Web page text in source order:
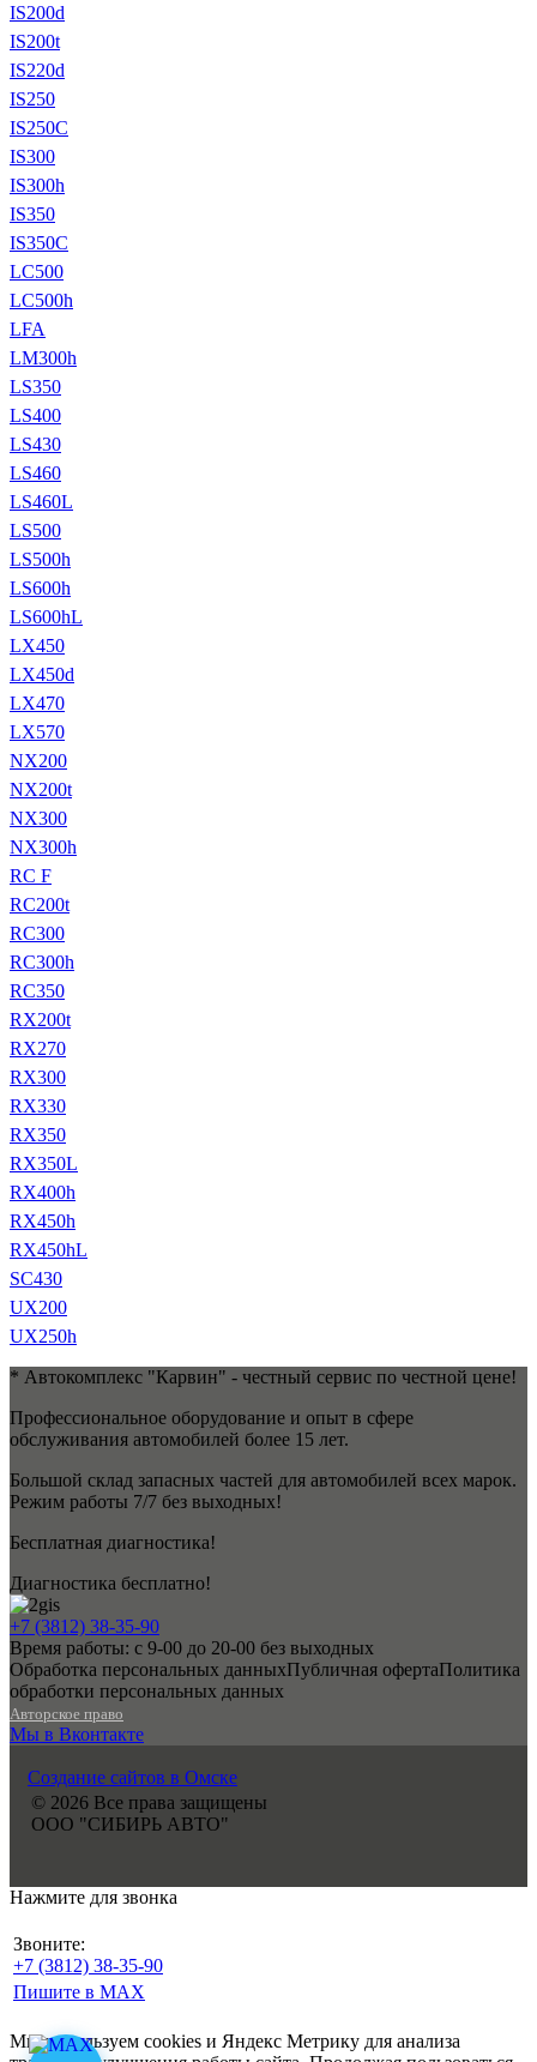
IS200d
IS200t
IS220d
IS250
IS250C
IS300
IS300h
IS350
IS350C
LC500
LC500h
LFA
LM300h
LS350
LS400
LS430
LS460
LS460L
LS500
LS500h
LS600h
LS600hL
LX450
LX450d
LX470
LX570
NX200
NX200t
NX300
NX300h
RC F
RC200t
RC300
RC300h
RC350
RX200t
RX270
RX300
RX330
RX350
RX350L
RX400h
RX450h
RX450hL
SC430
UX200
UX250h
* Автокомплекс "Карвин" - честный сервис по честной цене!
Профессиональное оборудование и опыт в сфере
обслуживания автомобилей более 15 лет.
Большой склад запасных частей для автомобилей всех марок.
Режим работы 7/7 без выходных!
Бесплатная диагностика!
Диагностика бесплатно!
+7 (3812) 38-35-90
Время работы: с 9-00 до 20-00 без выходных
Обработка персональных данныхПубличная офертаПолитика
обработки персональных данных
Авторское право
Мы в Вконтакте
Создание сайтов в Омске
© 2026 Все права защищены
ООО "СИБИРЬ АВТО"
Нажмите для звонка
Звоните:
+7 (3812) 38-35-90
Пишите в MAX
Мы используем cookies и Яндекс Метрику для анализа